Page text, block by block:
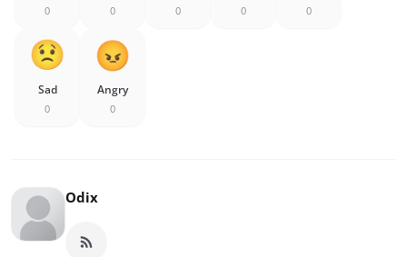
0 0 0 0 0
Sad
0
Angry
0
Odix